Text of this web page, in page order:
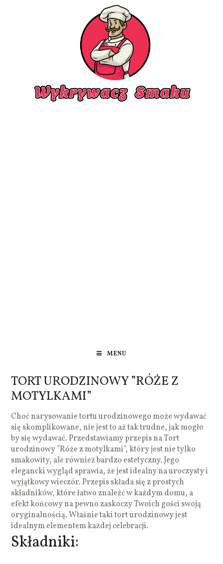
MENU
TORT URODZINOWY ”RÓŻE Z
MOTYLKAMI”
Choć narysowanie tortu urodzinowego może wydawać
się skomplikowane, nie jest to aż tak trudne, jak mogło
by się wydawać. Przedstawiamy przepis na Tort
urodzinowy ”Róże z motylkami”, który jest nie tylko
smakowity, ale również bardzo estetyczny. Jego
elegancki wygląd sprawia, że jest idealny na uroczysty i
wyjątkowy wieczór. Przepis składa się z prostych
składników, które łatwo znaleźć w każdym domu, a
efekt końcowy na pewno zaskoczy Twoich gości swoją
oryginalnością. Właśnie taki tort urodzinowy jest
idealnym elementem każdej celebracji.
Składniki: